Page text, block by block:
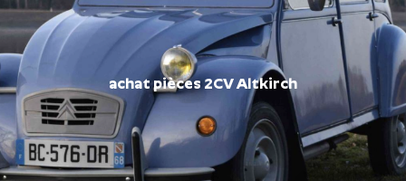
achat pièces 2CV Altkirch